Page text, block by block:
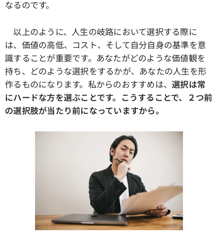
なるのです。
以上のように、人生の岐路において選択する際に
は、価値の高低、コスト、そして自分自身の基準を意
識することが重要です。あなたがどのような価値観を
持ち、どのような選択をするかが、あなたの人生を形
作るものになります。私からのおすすめは、選択は常
にハードな方を選ぶことです。こうすることで、２つ前
の選択肢が当たり前になっていますから。